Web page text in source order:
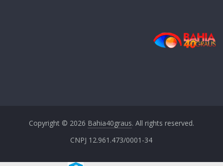
Copyright © 2026 Bahia40graus. All rights reserved.
CNPJ 12.961.473/0001-34